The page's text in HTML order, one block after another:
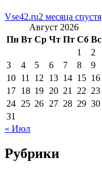
Vse42.ru2 месяца спустя
Август 2026
Пн Вт Ср Чт Пт Сб Вс
1
2
3
4 5 6 7 8
9
10 11 12 13 14 15 16
17 18 19 20 21 22 23
24 25 26 27 28 29 30
31
« Июл
Рубрики